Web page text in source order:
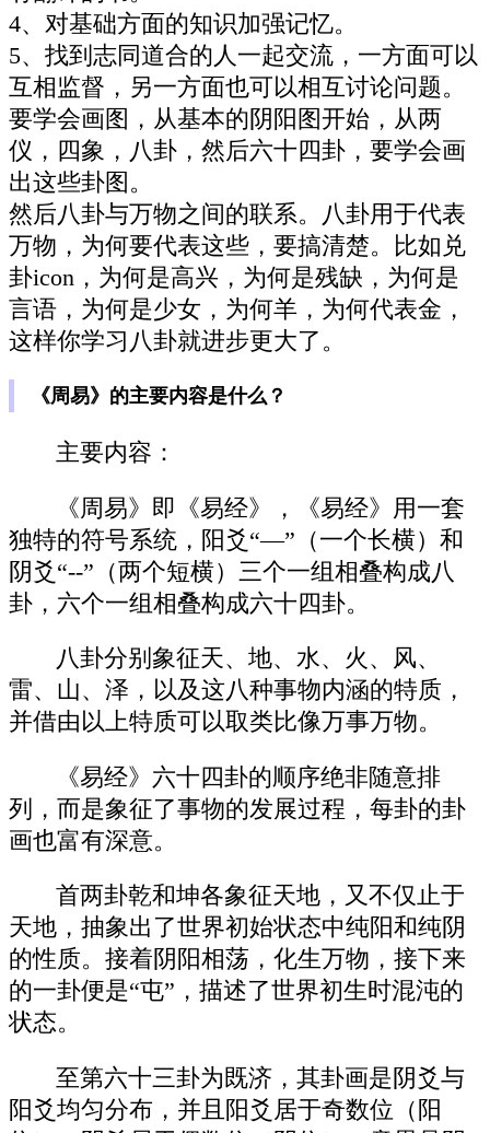
4、对基础方面的知识加强记忆。
5、找到志同道合的人一起交流，一方面可以
互相监督，另一方面也可以相互讨论问题。
要学会画图，从基本的阴阳图开始，从两
仪，四象，八卦，然后六十四卦，要学会画
出这些卦图。
然后八卦与万物之间的联系。八卦用于代表
万物，为何要代表这些，要搞清楚。比如兑
卦icon，为何是高兴，为何是残缺，为何是
言语，为何是少女，为何羊，为何代表金，
这样你学习八卦就进步更大了。
《周易》的主要内容是什么？
主要内容：
《周易》即《易经》，《易经》用一套
独特的符号系统，阳爻“—”（一个长横）和
阴爻“--”（两个短横）三个一组相叠构成八
卦，六个一组相叠构成六十四卦。
八卦分别象征天、地、水、火、风、
雷、山、泽，以及这八种事物内涵的特质，
并借由以上特质可以取类比像万事万物。
《易经》六十四卦的顺序绝非随意排
列，而是象征了事物的发展过程，每卦的卦
画也富有深意。
首两卦乾和坤各象征天地，又不仅止于
天地，抽象出了世界初始状态中纯阳和纯阴
的性质。接着阴阳相荡，化生万物，接下来
的一卦便是“屯”，描述了世界初生时混沌的
状态。
至第六十三卦为既济，其卦画是阴爻与
阳爻均匀分布，并且阳爻居于奇数位（阳